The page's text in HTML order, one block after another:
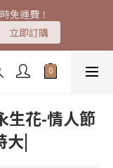
免運費！
立即訂購
免運費！
立即訂購
天星卡片一份
立即訂購
免運費！
立即訂購
生花-情人節
大|